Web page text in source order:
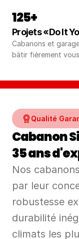
125+
Projets «Do It
Cabanons et
bâtir fièrement
Qualité
Cabanon
35 ans
Nos
par leur
robustesse
durabilité
climats les